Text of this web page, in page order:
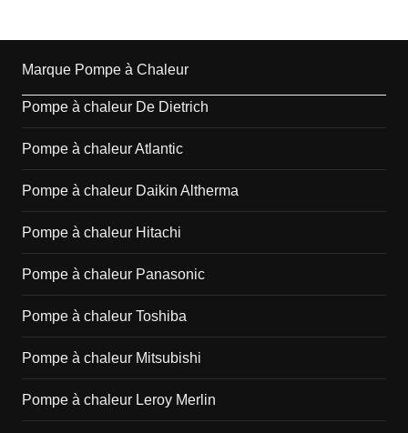
Marque Pompe à Chaleur
Pompe à chaleur De Dietrich
Pompe à chaleur Atlantic
Pompe à chaleur Daikin Altherma
Pompe à chaleur Hitachi
Pompe à chaleur Panasonic
Pompe à chaleur Toshiba
Pompe à chaleur Mitsubishi
Pompe à chaleur Leroy Merlin